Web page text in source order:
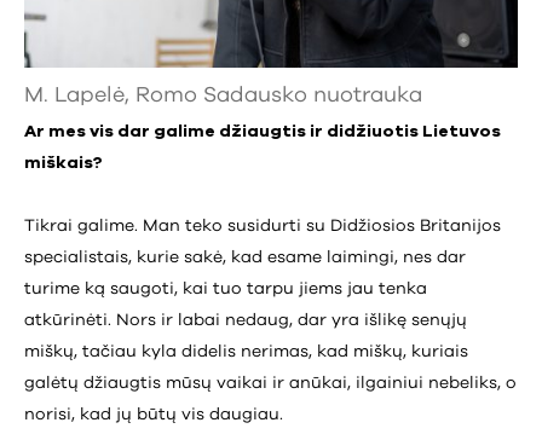
M. Lapelė, Romo Sadausko nuotrauka
Ar mes vis dar galime džiaugtis ir didžiuotis Lietuvos
miškais?
Tikrai galime. Man teko susidurti su Didžiosios Britanijos
specialistais, kurie sakė, kad esame laimingi, nes dar
turime ką saugoti, kai tuo tarpu jiems jau tenka
atkūrinėti. Nors ir labai nedaug, dar yra išlikę senųjų
miškų, tačiau kyla didelis nerimas, kad miškų, kuriais
galėtų džiaugtis mūsų vaikai ir anūkai, ilgainiui nebeliks, o
norisi, kad jų būtų vis daugiau.